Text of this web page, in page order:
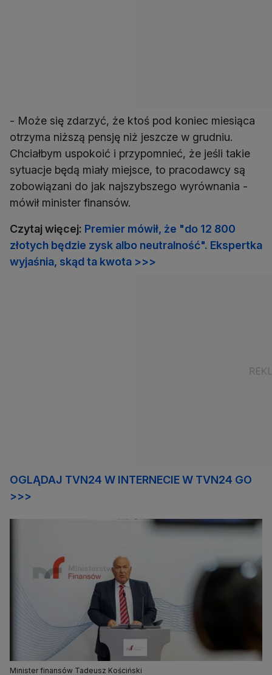
- Może się zdarzyć, że ktoś pod koniec miesiąca
otrzyma niższą pensję niż jeszcze w grudniu.
Chciałbym uspokoić i przypomnieć, że jeśli takie
sytuacje będą miały miejsce, to pracodawcy są
zobowiązani do jak najszybszego wyrównania -
mówił minister finansów.
Czytaj więcej: Premier mówił, że "do 12 800
złotych będzie zysk albo neutralność". Ekspertka
wyjaśnia, skąd ta kwota >>>
OGLĄDAJ TVN24 W INTERNECIE W TVN24 GO
>>>
Minister finansów Tadeusz Kościński